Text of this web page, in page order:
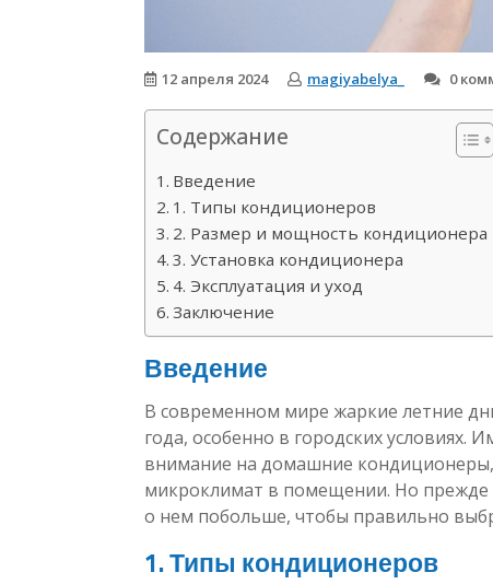
12 апреля 2024 magiyabelya_ 0
Содержание
Введение
1. Типы кондиционеров
2. Размер и мощность кондиционера
3. Установка кондиционера
4. Эксплуатация и уход
Заключение
Введение
В современном мире жаркие летние
года, особенно в городских
внимание на домашние
микроклимат в помещении. Но прежде
о нем побольше, чтобы правильно
1. Типы кондиционеров